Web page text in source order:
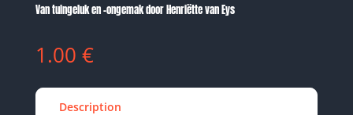
Van tuingeluk en -ongemak door Henriëtte van Eys
1.00 €
Description